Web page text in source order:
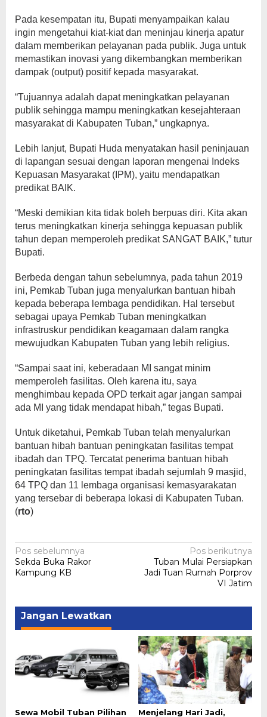
Pada kesempatan itu, Bupati menyampaikan kalau
ingin mengetahui kiat-kiat dan meninjau kinerja apatur
dalam memberikan pelayanan pada publik. Juga untuk
memastikan inovasi yang dikembangkan memberikan
dampak (output) positif kepada masyarakat.
“Tujuannya adalah dapat meningkatkan pelayanan
publik sehingga mampu meningkatkan kesejahteraan
masyarakat di Kabupaten Tuban,” ungkapnya.
Lebih lanjut, Bupati Huda menyatakan hasil peninjauan
di lapangan sesuai dengan laporan mengenai Indeks
Kepuasan Masyarakat (IPM), yaitu mendapatkan
predikat BAIK.
“Meski demikian kita tidak boleh berpuas diri. Kita akan
terus meningkatkan kinerja sehingga kepuasan publik
tahun depan memperoleh predikat SANGAT BAIK,” tutur
Bupati.
Berbeda dengan tahun sebelumnya, pada tahun 2019
ini, Pemkab Tuban juga menyalurkan bantuan hibah
kepada beberapa lembaga pendidikan. Hal tersebut
sebagai upaya Pemkab Tuban meningkatkan
infrastruskur pendidikan keagamaan dalam rangka
mewujudkan Kabupaten Tuban yang lebih religius.
“Sampai saat ini, keberadaan MI sangat minim
memperoleh fasilitas. Oleh karena itu, saya
menghimbau kepada OPD terkait agar jangan sampai
ada MI yang tidak mendapat hibah,” tegas Bupati.
Untuk diketahui, Pemkab Tuban telah menyalurkan
bantuan hibah bantuan peningkatan fasilitas tempat
ibadah dan TPQ. Tercatat penerima bantuan hibah
peningkatan fasilitas tempat ibadah sejumlah 9 masjid,
64 TPQ dan 11 lembaga organisasi kemasyarakatan
yang tersebar di beberapa lokasi di Kabupaten Tuban.
(rto)
Navigasi
pos
Pos sebelumnya
Sekda Buka Rakor
Kampung KB
Pos berikutnya
Tuban Mulai Persiapkan
Jadi Tuan Rumah Porprov
VI Jatim
Jangan Lewatkan
Sewa Mobil Tuban Pilihan Menjelang Hari Jadi,